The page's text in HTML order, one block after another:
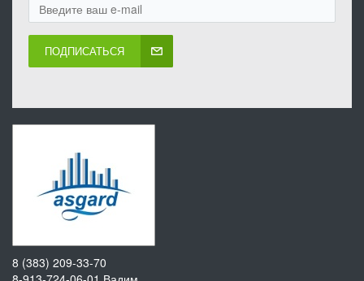
ПОДПИСАТЬСЯ
8 (383) 209-33-70